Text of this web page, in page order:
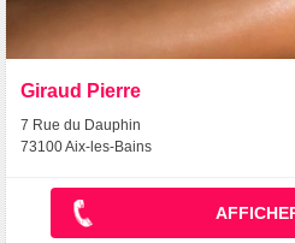
Giraud Pierre
7 Rue du Dauphin
73100 Aix-les-Bains